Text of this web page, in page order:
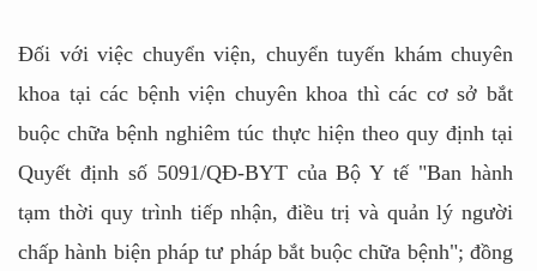
Đối với việc chuyển viện, chuyển tuyến khám chuyên
khoa tại các bệnh viện chuyên khoa thì các cơ sở bắt
buộc chữa bệnh nghiêm túc thực hiện theo quy định tại
Quyết định số 5091/QĐ-BYT của Bộ Y tế "Ban hành
tạm thời quy trình tiếp nhận, điều trị và quản lý người
chấp hành biện pháp tư pháp bắt buộc chữa bệnh"; đồng